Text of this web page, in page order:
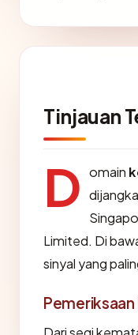
Tinjauan
D omain
Limited. Di
sinyal yang